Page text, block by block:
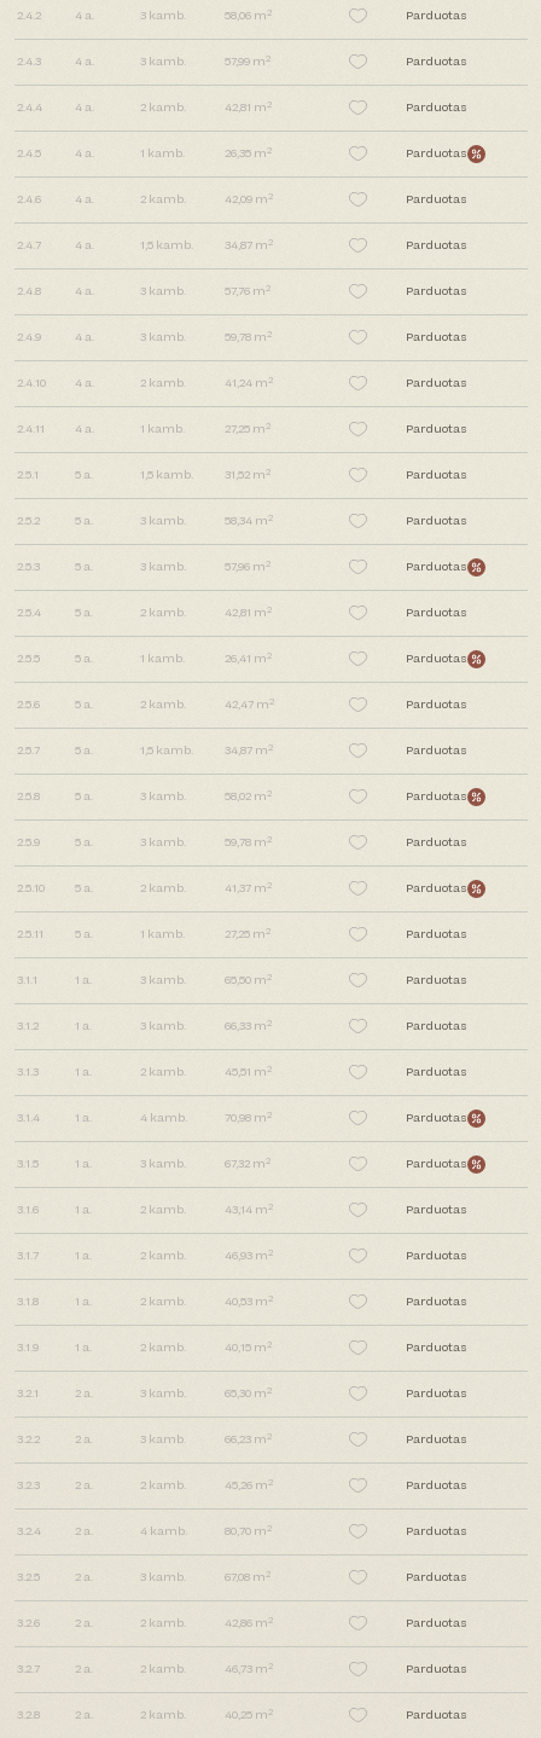
2.4.2 4 a. 3 kamb. 58,06 m2 Parduotas
2.4.3 4 a. 3 kamb. 57,99 m2 Parduotas
2.4.4 4 a. 2 kamb. 42,81 m2 Parduotas
2.4.5 4 a. 1 kamb. 26,35 m2 Parduotas
2.4.6 4 a. 2 kamb. 42,09 m2 Parduotas
2.4.7 4 a. 1,5 kamb. 34,87 m2 Parduotas
2.4.8 4 a. 3 kamb. 57,76 m2 Parduotas
2.4.9 4 a. 3 kamb. 59,78 m2 Parduotas
2.4.10 4 a. 2 kamb. 41,24 m2 Parduotas
2.4.11 4 a. 1 kamb. 27,25 m2 Parduotas
2.5.1 5 a. 1,5 kamb. 31,52 m2 Parduotas
2.5.2 5 a. 3 kamb. 58,34 m2 Parduotas
2.5.3 5 a. 3 kamb. 57,96 m2 Parduotas
2.5.4 5 a. 2 kamb. 42,81 m2 Parduotas
2.5.5 5 a. 1 kamb. 26,41 m2 Parduotas
2.5.6 5 a. 2 kamb. 42,47 m2 Parduotas
2.5.7 5 a. 1,5 kamb. 34,87 m2 Parduotas
2.5.8 5 a. 3 kamb. 58,02 m2 Parduotas
2.5.9 5 a. 3 kamb. 59,78 m2 Parduotas
2.5.10 5 a. 2 kamb. 41,37 m2 Parduotas
2.5.11 5 a. 1 kamb. 27,25 m2 Parduotas
3.1.1 1 a. 3 kamb. 65,50 m2 Parduotas
3.1.2 1 a. 3 kamb. 66,33 m2 Parduotas
3.1.3 1 a. 2 kamb. 45,51 m2 Parduotas
3.1.4 1 a. 4 kamb. 70,98 m2 Parduotas
3.1.5 1 a. 3 kamb. 67,32 m2 Parduotas
3.1.6 1 a. 2 kamb. 43,14 m2 Parduotas
3.1.7 1 a. 2 kamb. 46,93 m2 Parduotas
3.1.8 1 a. 2 kamb. 40,53 m2 Parduotas
3.1.9 1 a. 2 kamb. 40,15 m2 Parduotas
3.2.1 2 a. 3 kamb. 65,30 m2 Parduotas
3.2.2 2 a. 3 kamb. 66,23 m2 Parduotas
3.2.3 2 a. 2 kamb. 45,26 m2 Parduotas
3.2.4 2 a. 4 kamb. 80,70 m2 Parduotas
3.2.5 2 a. 3 kamb. 67,08 m2 Parduotas
3.2.6 2 a. 2 kamb. 42,86 m2 Parduotas
3.2.7 2 a. 2 kamb. 46,73 m2 Parduotas
3.2.8 2 a. 2 kamb. 40,25 m2 Parduotas